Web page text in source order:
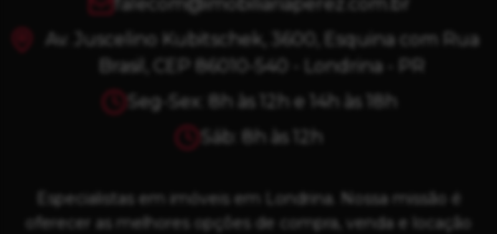
Av. Juscelino Kubitschek, 3600, Esquina com Rua
Brasil, CEP 86010-540 - Londrina - PR
Seg-Sex: 8h às 12h e 14h às 18h
Sáb: 8h às 12h
Especialistas em imóveis em Londrina. Nossa missão é
oferecer as melhores opções de compra, venda e locação